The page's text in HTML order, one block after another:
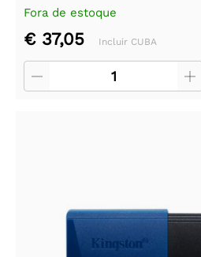
Fora de estoque
€ 37,05 Incluir CUBA